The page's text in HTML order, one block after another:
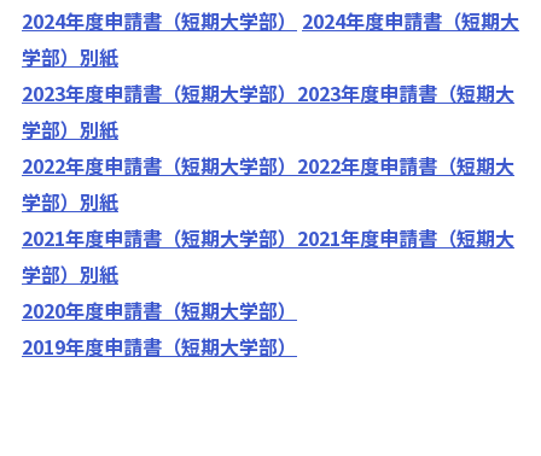
2024年度申請書（短期大学部）
2024年度申請書（短期大
学部）別紙
2023年度申請書（短期大学部） 2023年度申請書（短期大
学部）別紙
2022年度申請書（短期大学部） 2022年度申請書（短期大
学部）別紙
2021年度申請書（短期大学部） 2021年度申請書（短期大
学部）別紙
2020年度申請書（短期大学部）
2019年度申請書（短期大学部）